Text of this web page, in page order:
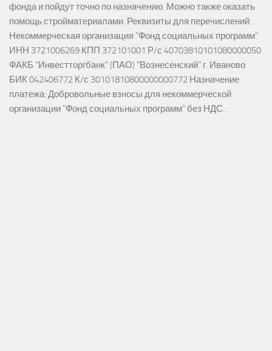
фонда и пойдут точно по назначению. Можно также оказать
помощь стройматериалами. Реквизиты для перечислений
Некоммерческая организация "Фонд социальных программ"
ИНН 3721006269 КПП 372101001 Р/с 40703810101080000050
ФАКБ "Инвестторгбанк" (ПАО) "Вознесенский" г. Иваново
БИК 042406772 К/с 30101810800000000772 Назначение
платежа: Добровольные взносы для некоммерческой
организации "Фонд социальных программ" без НДС.